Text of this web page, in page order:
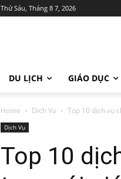
Thứ Sáu, Tháng 8 7, 2026
DU LỊCH GIÁO DỤC
Home Dịch Vụ Top 10 dịch vụ
Dịch Vụ
Top 10